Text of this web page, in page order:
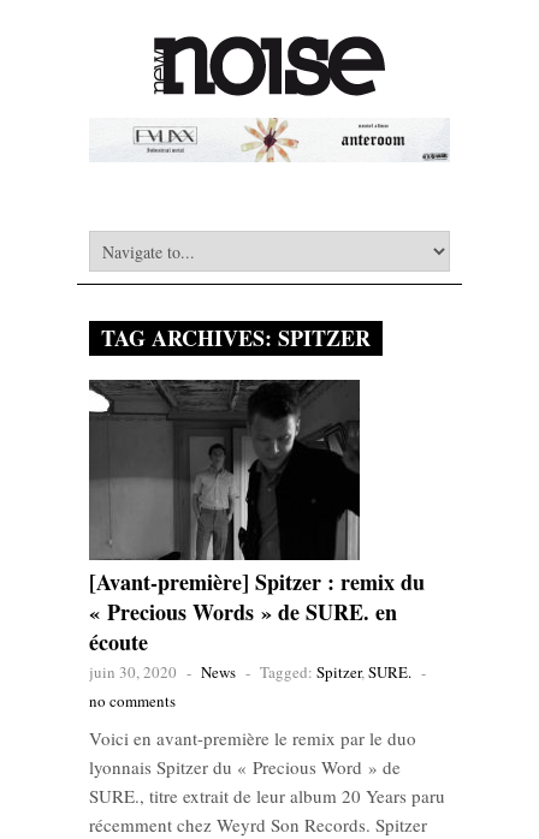
TAG ARCHIVES: SPITZER
[Avant-première] Spitzer : remix du
« Precious Words » de SURE. en
écoute
juin 30, 2020 - News - Tagged: Spitzer,SURE. -
no comments
Voici en avant-première le remix par le duo
lyonnais Spitzer du « Precious Word » de
SURE., titre extrait de leur album 20 Years paru
récemment chez Weyrd Son Records. Spitzer